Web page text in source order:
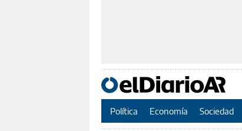
Política Economía Sociedad